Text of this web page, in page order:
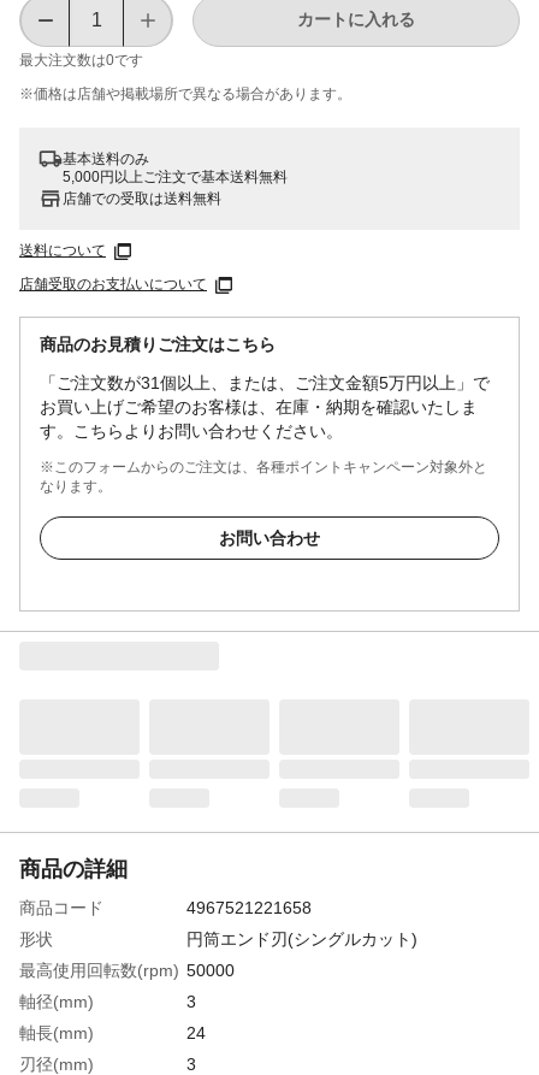
最大注文数は0です
カートに入れる
※価格は​店舗や​掲載場所で​異なる​場合が​あります。
基本送料のみ
5,000円以上ご注文で基本送料無料
店舗での受取は送料無料
送料について
店舗受取のお支払いについて
商品のお見積りご注文はこちら
「ご注文数が31個以上、または、ご注文金額5万円以上」で
お買い上げご希望のお客様は、在庫・納期を確認いたしま
す。こちらよりお問い合わせください。
※このフォームからのご注文は、各種ポイントキャンペーン対象外と
なります。
お問い合わせ
商品の詳細
商品コード
4967521221658
形状
円筒エンド刃(シングルカット)
最高使用回転数(rpm) 50000
軸径(mm)
3
軸長(mm)
24
刃径(mm)
3